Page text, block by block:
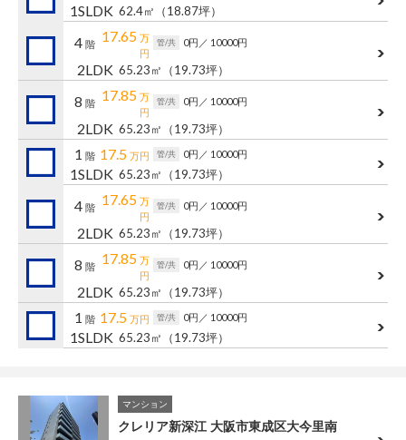
1SLDK 62.4㎡ （18.87坪）
4 階 17.65 万
円
管/共 0円 ／ 10000円
2LDK 65.23㎡ （19.73坪）
8 階 17.85 万
円
管/共 0円 ／ 10000円
2LDK 65.23㎡ （19.73坪）
1 階 17.5 万円 管/共 0円 ／ 10000円
1SLDK 65.23㎡ （19.73坪）
4 階 17.65 万
円
管/共 0円 ／ 10000円
2LDK 65.23㎡ （19.73坪）
8 階 17.85 万
円
管/共 0円 ／ 10000円
2LDK 65.23㎡ （19.73坪）
1 階 17.5 万円 管/共 0円 ／ 10000円
1SLDK 65.23㎡ （19.73坪）
マンション
クレリア新深江 大阪市東成区大今里南